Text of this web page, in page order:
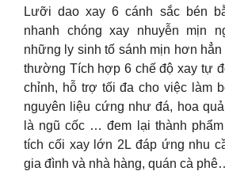
Lưỡi dao xay 6 cánh sắc bén
nhanh chóng xay nhuyễn mịn
những ly sinh tố sánh mịn hơn hẳn
thường Tích hợp 6 chế độ xay tự
chỉnh, hỗ trợ tối đa cho việc làm
nguyên liệu cứng như đá, hoa
là ngũ cốc … đem lại thành
tích cối xay lớn 2L đáp ứng nhu
gia đình và nhà hàng, quán cà